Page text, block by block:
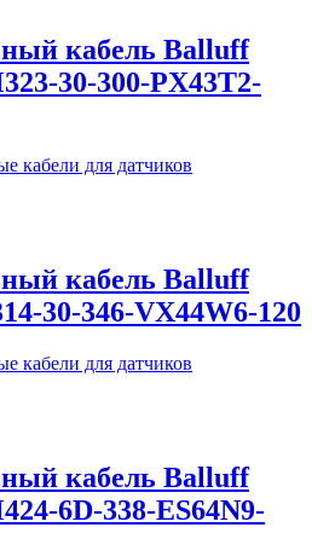
кабель Balluff
30-300-PX43T2-
кабели для датчиков
кабель Balluff
30-346-VX44W6-120
кабели для датчиков
кабель Balluff
6D-338-ES64N9-